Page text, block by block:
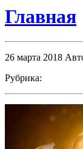
Главная
26 марта 2018
Рубрика: